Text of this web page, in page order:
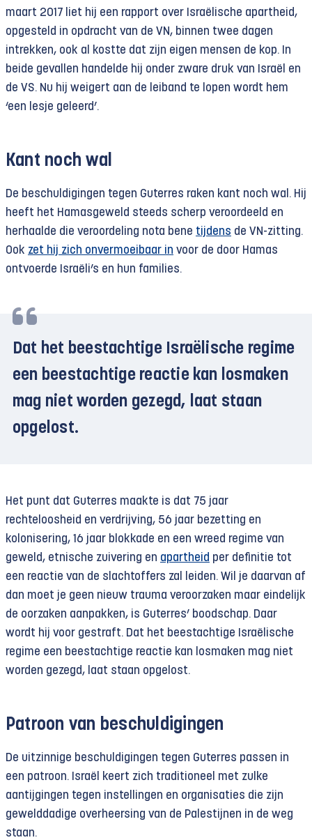
maart 2017 liet hij een rapport over Israëlische apartheid,
opgesteld in opdracht van de VN, binnen twee dagen
intrekken, ook al kostte dat zijn eigen mensen de kop. In
beide gevallen handelde hij onder zware druk van Israël en
de VS. Nu hij weigert aan de leiband te lopen wordt hem
‘een lesje geleerd’.
Kant noch wal
De beschuldigingen tegen Guterres raken kant noch wal. Hij
heeft het Hamasgeweld steeds scherp veroordeeld en
herhaalde die veroordeling nota bene tijdens de VN-zitting.
Ook zet hij zich onvermoeibaar in voor de door Hamas
ontvoerde Israëli’s en hun families.
Dat het beestachtige Israëlische regime
een beestachtige reactie kan losmaken
mag niet worden gezegd, laat staan
opgelost.
Het punt dat Guterres maakte is dat 75 jaar
rechteloosheid en verdrijving, 56 jaar bezetting en
kolonisering, 16 jaar blokkade en een wreed regime van
geweld, etnische zuivering en apartheid per definitie tot
een reactie van de slachtoffers zal leiden. Wil je daarvan af
dan moet je geen nieuw trauma veroorzaken maar eindelijk
de oorzaken aanpakken, is Guterres’ boodschap. Daar
wordt hij voor gestraft. Dat het beestachtige Israëlische
regime een beestachtige reactie kan losmaken mag niet
worden gezegd, laat staan opgelost.
Patroon van beschuldigingen
De uitzinnige beschuldigingen tegen Guterres passen in
een patroon. Israël keert zich traditioneel met zulke
aantijgingen tegen instellingen en organisaties die zijn
gewelddadige overheersing van de Palestijnen in de weg
staan.